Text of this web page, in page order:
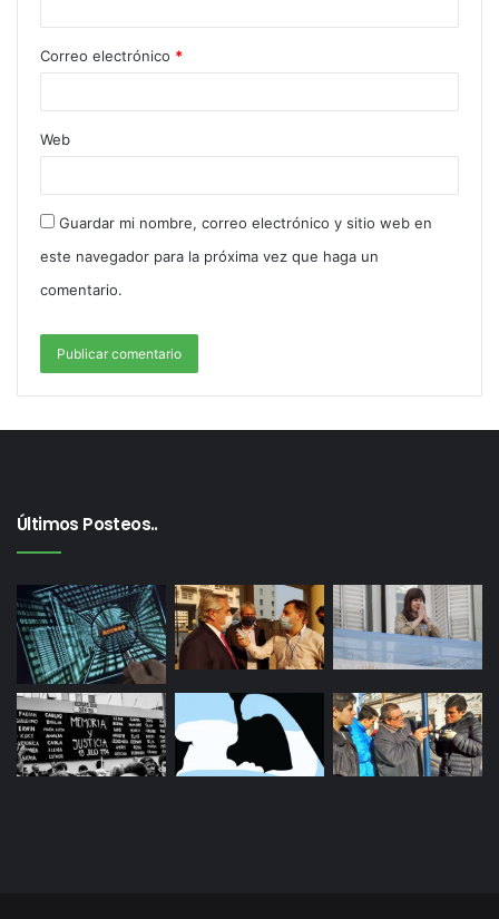
Correo electrónico *
Web
Guardar mi nombre, correo electrónico y sitio web en
este navegador para la próxima vez que haga un
comentario.
Últimos Posteos..